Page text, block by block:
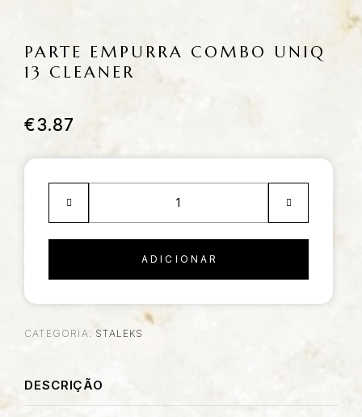
PARTE EMPURRA COMBO UNIQ
13 CLEANER
€3.87
ADICIONAR
CATEGORIA: STALEKS
DESCRIÇÃO